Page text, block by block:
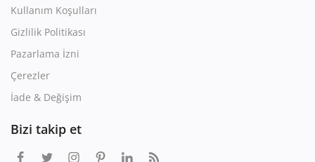
Kullanım Koşulları
Gizlilik Politikası
Pazarlama İzni
Çerezler
İade & Değişim
Bizi takip et